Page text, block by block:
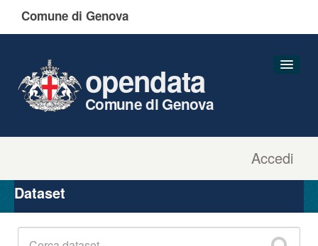
Comune di Genova
Accedi
opendata
Comune di Genova
Organizzazioni
Gruppi
Dataset